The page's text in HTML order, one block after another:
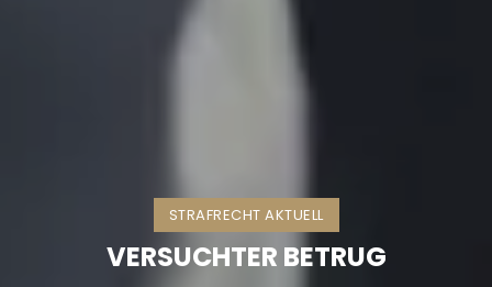
VERSUCHTER BETRUG
STRAFRECHT AKTUELL